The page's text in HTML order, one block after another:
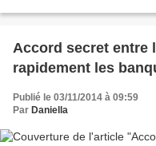
Accord secret entre
rapidement les
Publié le 03/11/2014 à 09:59
Par Daniella